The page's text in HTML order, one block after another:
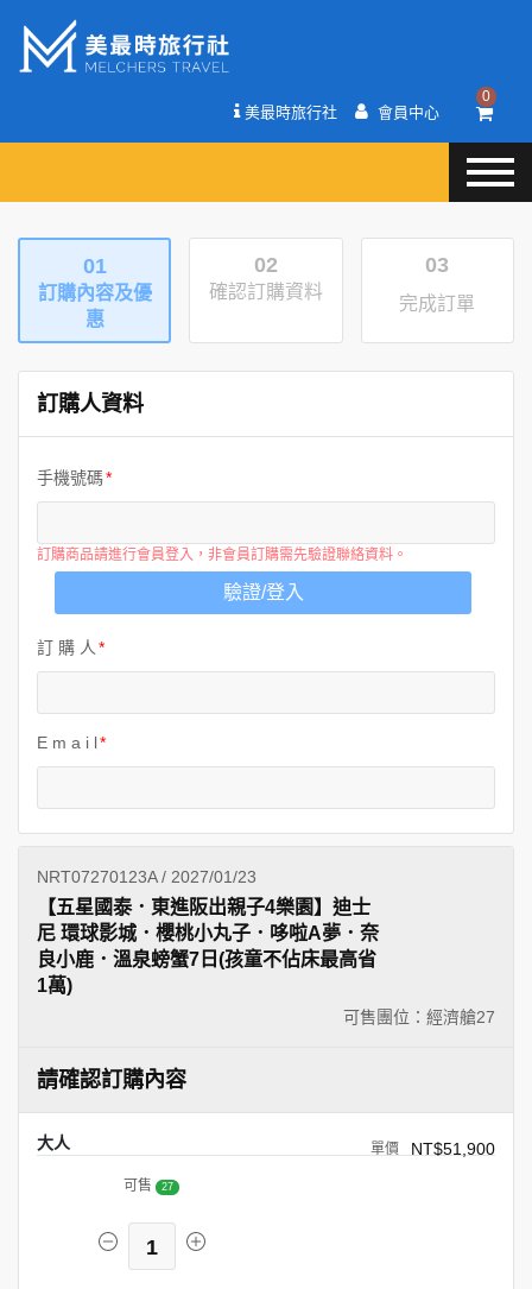
美最時旅行社 會員中心
0
01
訂購內容及優
惠
02
確認訂購資料
03
完成訂單
訂購人資料
手機號碼
訂購商品請進行會員登入，非會員訂購需先驗證聯絡資料。
驗證/登入
訂 購 人
E m a i l
NRT07270123A / 2027/01/23
可售團位：經濟艙27
【五星國泰．東進阪出親子4樂園】迪士
尼 環球影城．櫻桃小丸子．哆啦A夢．奈
良小鹿．溫泉螃蟹7日(孩童不佔床最高省
1萬)
請確認訂購內容
大人 NT$51,900
可售 27
1